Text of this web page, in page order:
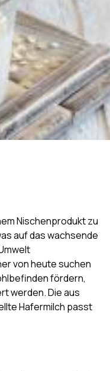
Nischenprodukt zu
auf das wachsende
von heute suchen
fördern,
werden. Die aus
Hafermilch passt